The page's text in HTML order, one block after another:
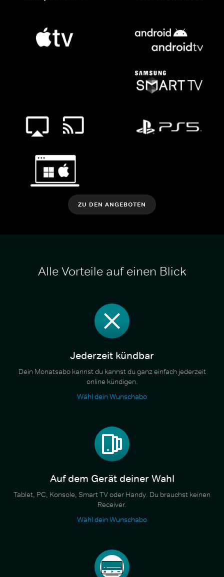
ZU DEN ANGEBOTEN
Alle Vorteile auf einen Blick
Jederzeit kündbar
Dein Monatsabo kannst du kannst du ganz einfach jederzeit
online kündigen.
Wähl dein Wunschabo
Auf dem Gerät deiner Wahl
Tablet, PC, Konsole, Smart TV oder Handy. Du brauchst keinen
Receiver.
Wähl dein Wunschabo